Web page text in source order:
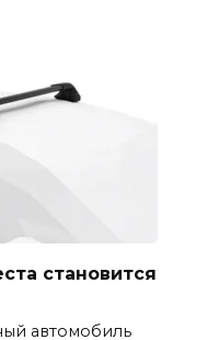
становится
автомобиль